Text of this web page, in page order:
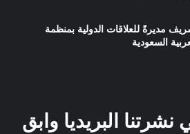
مديرةً للعلاقات الدولية بمنظمة
البريديا وابق